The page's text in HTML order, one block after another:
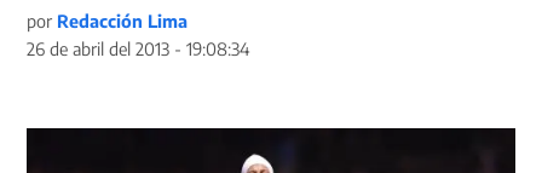
por Redacción Lima
26 de abril del 2013 - 19:08:34